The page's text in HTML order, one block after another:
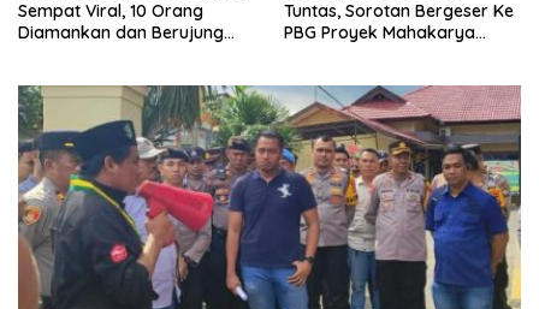
Sempat Viral, 10 Orang
Diamankan dan Berujung
Tuntas, Sorotan Bergeser Ke
PBG Proyek Mahakarya